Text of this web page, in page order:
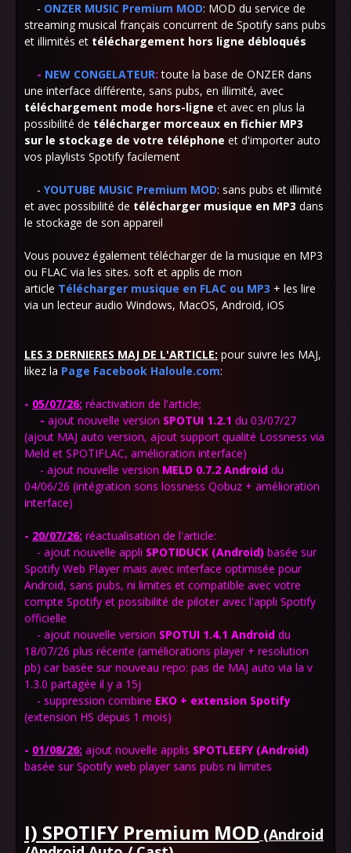
- ONZER MUSIC Premium MOD: MOD du service de
streaming musical français concurrent de Spotify sans pubs
et illimités et téléchargement hors ligne débloqués
- NEW CONGELATEUR:toute la base de ONZER dans
une interface différente, sans pubs, en illimité, avec
téléchargement mode hors-ligne et avec en plus la
possibilité de télécharger morceaux en fichier MP3
sur le stockage de votre téléphone et d'importer auto
vos playlists Spotify facilement
- YOUTUBE MUSIC Premium MOD: sans pubs et illimité
et avec possibilité de télécharger musique en MP3 dans
le stockage de son appareil
Vous pouvez également télécharger de la musique en MP3
ou FLAC via les sites. soft et applis de mon
article Télécharger musique en FLAC ou MP3 + les lire
via un lecteur audio Windows, MacOS, Android, iOS
LES 3 DERNIERES MAJ DE L'ARTICLE: pour suivre les MAJ,
likez la Page Facebook Haloule.com:
- 05/07/26: réactivation de l'article;
- ajout nouvelle version SPOTUI 1.2.1 du 03/07/27
(ajout MAJ auto version, ajout support qualité Lossness via
Meld et SPOTIFLAC, amélioration interface)
- ajout nouvelle version MELD 0.7.2 Android du
04/06/26 (intégration sons lossness Qobuz + amélioration
interface)
- 20/07/26: réactualisation de l'article:
- ajout nouvelle appli SPOTIDUCK (Android) basée sur
Spotify Web Player mais avec interface optimisée pour
Android, sans pubs, ni limites et compatible avec votre
compte Spotify et possibilité de piloter avec l'appli Spotify
officielle
- ajout nouvelle version SPOTUI 1.4.1 Android du
18/07/26 plus récente (améliorations player + resolution
pb) car basée sur nouveau repo: pas de MAJ auto via la v
1.3.0 partagée il y a 15j
- suppression combine EKO + extension Spotify
(extension HS depuis 1 mois)
- 01/08/26: ajout nouvelle applis SPOTLEEFY (Android)
basée sur Spotify web player sans pubs ni limites
I) SPOTIFY Premium MOD (Android